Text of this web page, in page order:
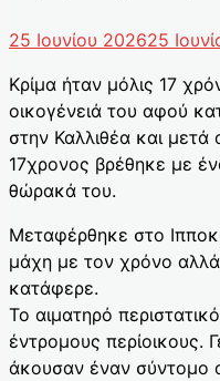
25 Ιουνίου 202625
Κρίμα ήταν μόλις 17
οικογένειά του αφού
στην Καλλιθέα και
17χρονος βρέθηκε με
θώρακά του.
Μεταφέρθηκε στο
μάχη με τον χρόνο
κατάφερε.
Το αιματηρό
έντρομους περίοικους.
άκουσαν έναν σύντομο